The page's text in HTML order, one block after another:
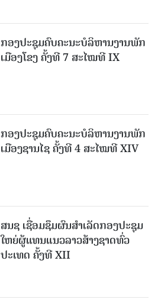
ກອງປະຊຸມຄົບຄະນະບໍລິຫານງານພັກ
ເມືອງໂຂງ ຄັ້ງທີ 7 ສະໄໝທີ IX
ກອງປະຊຸມຄົບຄະນະບໍລິຫານງານພັກ
ເມືອງຊານ​ໄຊ ຄັ້ງທີ 4 ສະໄໝທີ XIV
ສນຊ ເຊື່ອມຊຶມຜົນສໍາເລັດກອງປະຊຸມ
ໃຫຍ່ຜູ້ແທນແນວລາວສ້າງຊາດທົ່ວ
ປະເທດ ຄັ້ງທີ XII